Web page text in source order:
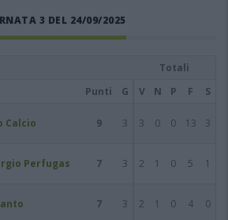
3 DEL 24/09/2025
Totali
Punti G V N P F S
Calcio 9 3 3 0 0 13 3
Perfugas 7 3 2 1 0 5 1
7 3 2 1 0 4 0